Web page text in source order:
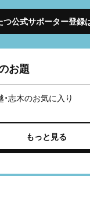
つ公式サポーター登録
お題
・志木のお気に入り
もっと見る